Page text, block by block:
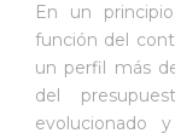
En un
función del
un perfil más
del
evolucionado